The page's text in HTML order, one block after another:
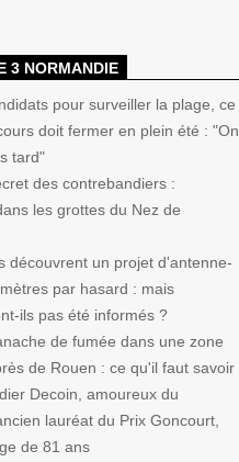
3 NORMANDIE
pour surveiller la plage, ce
doit fermer en plein été : "On
tard"
des contrebandiers :
les grottes du Nez de
découvrent un projet d'antenne-
par hasard : mais
ils pas été informés ?
de fumée dans une zone
de Rouen : ce qu'il faut savoir
Decoin, amoureux du
lauréat du Prix Goncourt,
de 81 ans